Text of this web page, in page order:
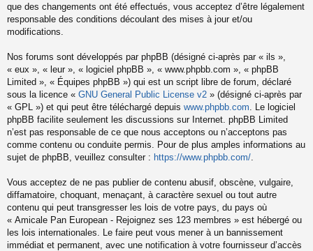
que des changements ont été effectués, vous acceptez d’être légalement
responsable des conditions découlant des mises à jour et/ou
modifications.
Nos forums sont développés par phpBB (désigné ci-après par « ils »,
« eux », « leur », « logiciel phpBB », « www.phpbb.com », « phpBB
Limited », « Équipes phpBB ») qui est un script libre de forum, déclaré
sous la licence « GNU General Public License v2 » (désigné ci-après par
« GPL ») et qui peut être téléchargé depuis www.phpbb.com . Le logiciel
phpBB facilite seulement les discussions sur Internet. phpBB Limited
n’est pas responsable de ce que nous acceptons ou n’acceptons pas
comme contenu ou conduite permis. Pour de plus amples informations au
sujet de phpBB, veuillez consulter : https://www.phpbb.com/
Vous acceptez de ne pas publier de contenu abusif, obscène, vulgaire,
diffamatoire, choquant, menaçant, à caractère sexuel ou tout autre
contenu qui peut transgresser les lois de votre pays, du pays où
« Amicale Pan European - Rejoignez ses 123 membres » est hébergé ou
les lois internationales. Le faire peut vous mener à un bannissement
immédiat et permanent, avec une notification à votre fournisseur d’accès